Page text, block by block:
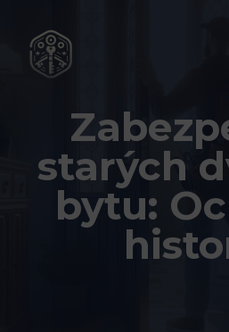
obsah
starých
bytu: